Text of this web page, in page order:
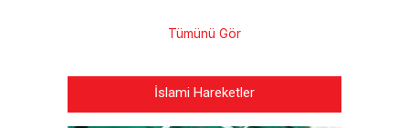
Tümünü Gör
İslami Hareketler